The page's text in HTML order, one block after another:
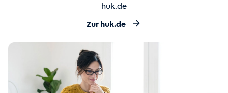
huk.de
Zur huk.de